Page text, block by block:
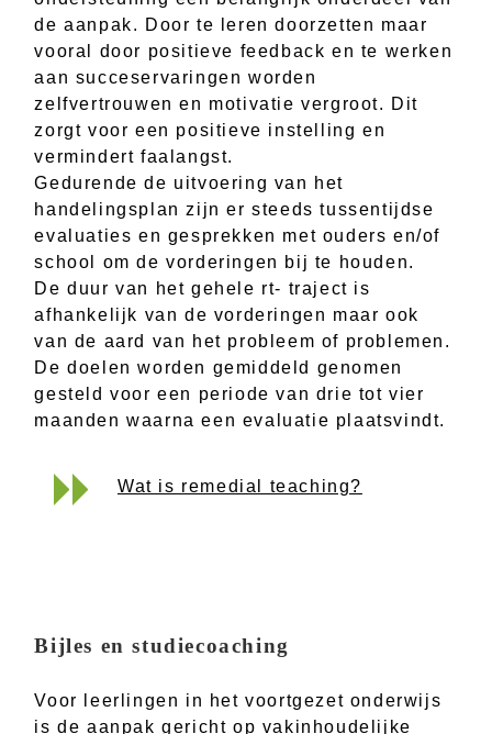
de aanpak. Door te leren doorzetten maar
vooral door positieve feedback en te werken
aan succeservaringen worden
zelfvertrouwen en motivatie vergroot. Dit
zorgt voor een positieve instelling en
vermindert faalangst.
Gedurende de uitvoering van het
handelingsplan zijn er steeds tussentijdse
evaluaties en gesprekken met ouders en/of
school om de vorderingen bij te houden.
De duur van het gehele rt- traject is
afhankelijk van de vorderingen maar ook
van de aard van het probleem of problemen.
De doelen worden gemiddeld genomen
gesteld voor een periode van drie tot vier
maanden waarna een evaluatie plaatsvindt.
Wat is remedial teaching?
Bijles en studiecoaching
Voor leerlingen in het voortgezet onderwijs
is de aanpak gericht op vakinhoudelijke